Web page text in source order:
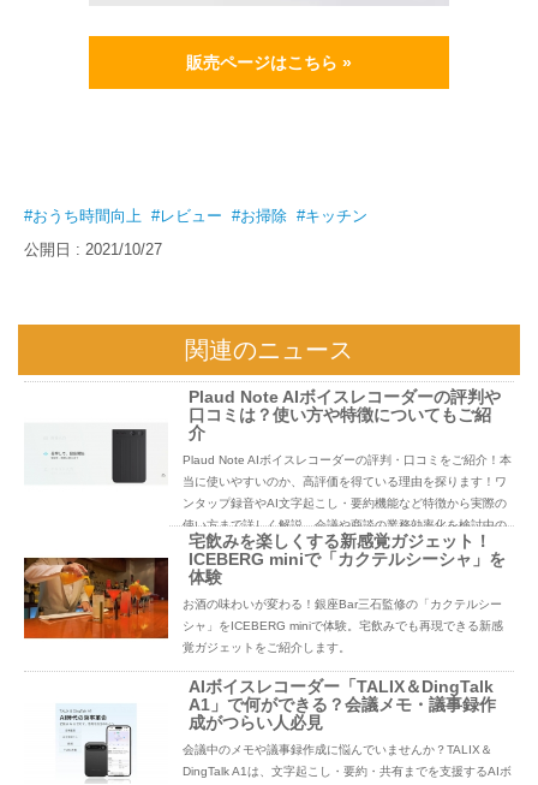
販売ページはこちら »
#おうち時間向上 #レビュー #お掃除 #キッチン
公開日 : 2021/10/27
関連のニュース
Plaud Note AIボイスレコーダーの評判や
口コミは？使い方や特徴についてもご紹
介
Plaud Note AIボイスレコーダーの評判・口コミをご紹介！本
当に使いやすいのか、高評価を得ている理由を探ります！ワ
ンタップ録音やAI文字起こし・要約機能など特徴から実際の
使い方まで詳しく解説。会議や商談の業務効率化を検討中の
方必見です。
宅飲みを楽しくする新感覚ガジェット！
ICEBERG miniで「カクテルシーシャ」を
体験
お酒の味わいが変わる！銀座Bar三石監修の「カクテルシー
シャ」をICEBERG miniで体験。宅飲みでも再現できる新感
覚ガジェットをご紹介します。
AIボイスレコーダー「TALIX＆DingTalk
A1」で何ができる？会議メモ・議事録作
成がつらい人必見
会議中のメモや議事録作成に悩んでいませんか？TALIX＆
DingTalk A1は、文字起こし・要約・共有までを支援するAIボ